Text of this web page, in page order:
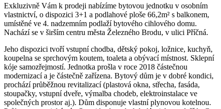
Exkluzivně Vám k prodeji nabízíme bytovou jednotku v osobním
vlastnictví, o dispozici 3+1 a podlahové ploše 66,2m² s balkonem,
umístěné ve 4. nadzemním podlaží bytového cihlového domu.
Nachází se v širším centru města Železného Brodu, v ulici Příčná.
Jeho dispozici tvoří vstupní chodba, dětský pokoj, ložnice, kuchyň,
koupelna se sprchovým koutem, toaleta a obývací místnost. Sklepní
kóje samozřejmostí. Jednotka prošla v roce 2018 částečnou
modernizací a je částečně zařízena. Bytový dům je v dobré kondici,
prochází průběžnou revitalizací (plastová okna, střecha, fasáda,
stoupačky, vstupní dveře, výmalba chodeb, elektroinstalace ve
společných prostor aj.). Dům disponuje vlastní plynovou kotelnou.